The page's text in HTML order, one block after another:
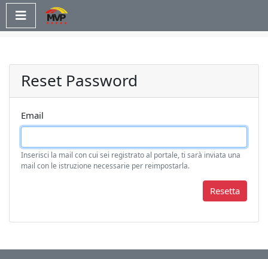
siamo
Contatti
Login
Reset Password
Email
Inserisci la mail con cui sei registrato al portale, ti sarà inviata una
mail con le istruzione necessarie per reimpostarla.
Resetta